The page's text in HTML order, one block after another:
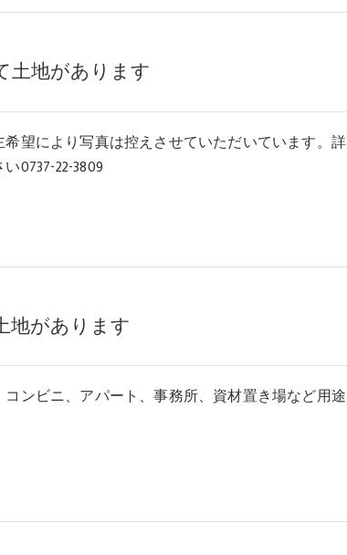
土地があります
望により写真は控えさせていただいています。詳
0737-22-3809
地があります
ンビニ、アパート、事務所、資材置き場など用途